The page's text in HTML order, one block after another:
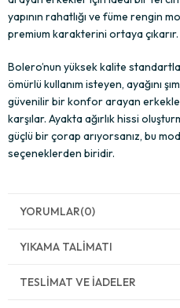
yapının rahatlığı ve füme rengin
premium karakterini ortaya çıkarır.
Bolero’nun yüksek kalite
ömürlü kullanım isteyen, ayağını
güvenilir bir konfor arayan
karşılar. Ayakta ağırlık hissi
güçlü bir çorap arıyorsanız, bu
seçeneklerden biridir.
YORUMLAR(0)
YIKAMA TALIMATI
TESLIMAT VE İADELER